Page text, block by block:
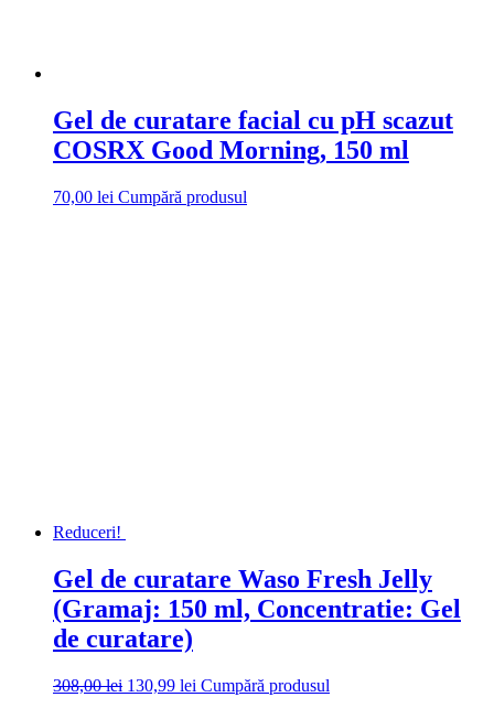
Gel de curatare facial cu pH scazut
COSRX Good Morning, 150 ml
70,00 lei Cumpără produsul
Reduceri!
Gel de curatare Waso Fresh Jelly
(Gramaj: 150 ml, Concentratie: Gel
de curatare)
308,00lei Prețul
130,99 lei Prețul
Cumpără produsul